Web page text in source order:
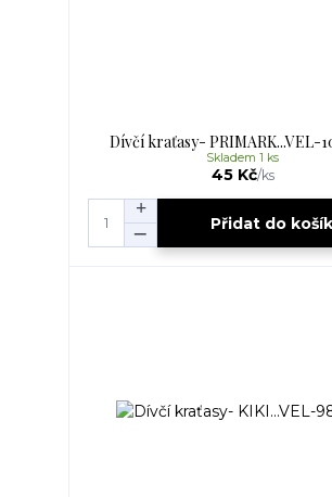
Dívčí kraťasy- PRIMARK...VEL-
45 Kč/ks
Skladem 1 ks
Přidat do